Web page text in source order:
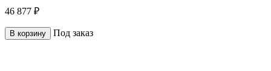
46 877 ₽
В корзину Под заказ